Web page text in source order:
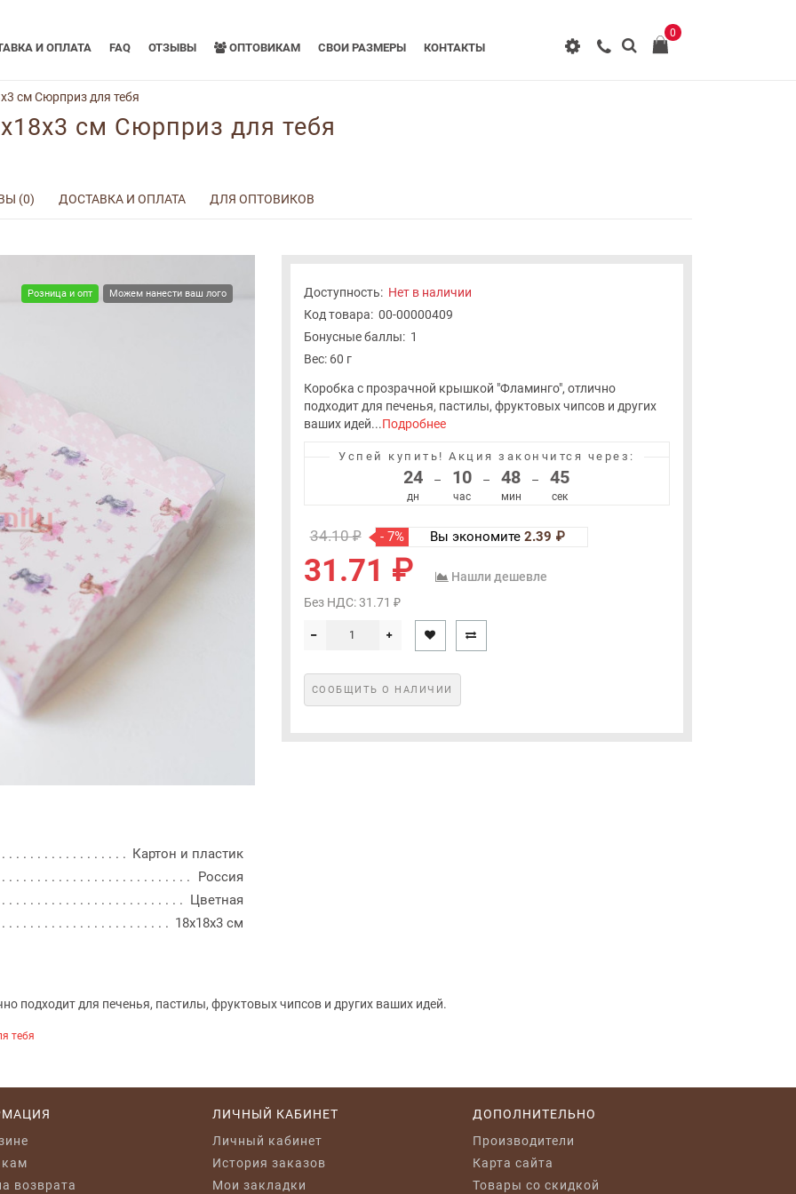
И ОПЛАТА FAQ ОТЗЫВЫ ОПТОВИКАМ СВОИ РАЗМЕРЫ КОНТАКТЫ
0
см Сюрприз для тебя
см Сюрприз для тебя
(0) ДОСТАВКА И ОПЛАТА ДЛЯ ОПТОВИКОВ
Розница и опт Можем нанести ваш лого
Картон и пластик
Россия
Цветная
18x18x3 см
Доступность: Нет в наличии
Код товара: 00-00000409
Бонусные баллы:1
Вес: 60 г
Коробка с прозрачной крышкой "Фламинго", отлично
подходит для печенья, пастилы, фруктовых чипсов и других
ваших идей...Подробнее
Успей купить! Акция закончится через:
24
дн
– 10
час
– 48
мин
– 44
сек
34.10 ₽ - 7% Вы экономите 2.39 ₽
31.71 ₽
Нашли дешевле
Без НДС: 31.71 ₽
СООБЩИТЬ О НАЛИЧИИ
подходит для печенья, пастилы, фруктовых чипсов и других ваших идей.
тебя
возврата
ЛИЧНЫЙ КАБИНЕТ
Личный кабинет
История заказов
Мои закладки
ДОПОЛНИТЕЛЬНО
Производители
Карта сайта
Товары со скидкой